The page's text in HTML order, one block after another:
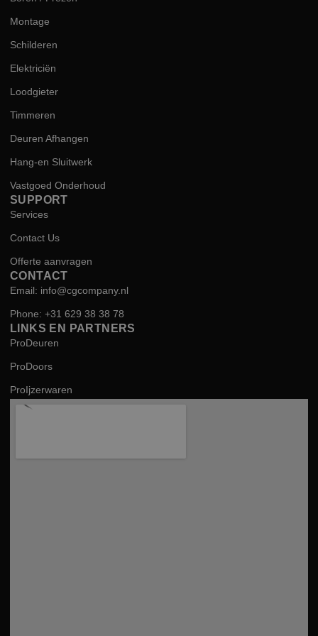
Montage
Schilderen
Elektriciën
Loodgieter
Timmeren
Deuren Afhangen
Hang-en Sluitwerk
Vastgoed Onderhoud
SUPPORT
Services
Contact Us
Offerte aanvragen
CONTACT
Email: info@cgcompany.nl
Phone: +31 629 38 38 78
LINKS EN PARTNERS
ProDeuren
ProDoors
ProIjzerwaren